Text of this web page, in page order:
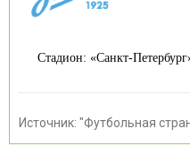
Стадион: «Санкт-
Источник: "Футбольная